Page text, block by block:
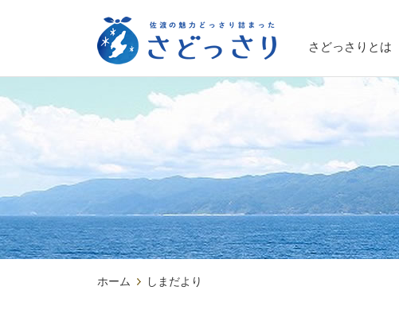
さどっさりとは
ホーム しまだより